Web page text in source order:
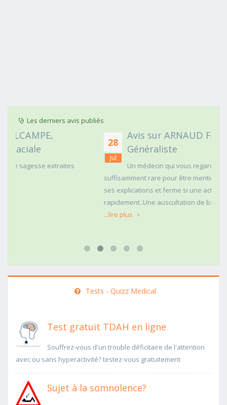
Les derniers avis publiés
28
Avis sur ARNAUD FAURIE, Médecin
Un médecin qui vous regarde dans les yeux c'est
suffisamment rare pour être mentionné. Posé,clair dans
ses explications et ferme si une action doit être menée
rapidement..Une auscultation de bas
Tests - Quizz Medical
Test gratuit TDAH en ligne
Souffrez-vous d'un trouble déficitaire de l'attention
avec ou sans hyperactivité? testez-vous gratuitement
Sujet à la somnolence?